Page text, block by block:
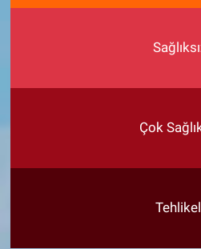
Çok